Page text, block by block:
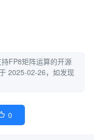
FP8矩阵运算的开源
2025-02-26，如发现
0